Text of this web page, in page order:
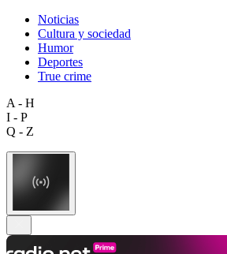
Noticias
Cultura y sociedad
Humor
Deportes
True crime
A - H
I - P
Q - Z